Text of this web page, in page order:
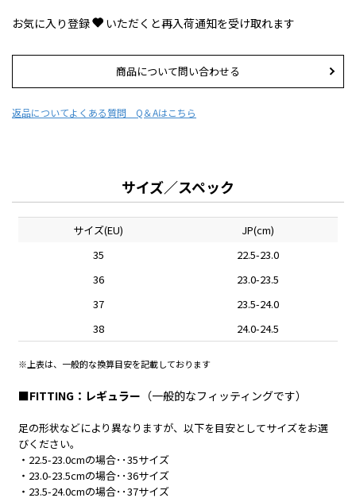
お気に入り登録 いただくと再入荷通知を受け取れます
商品について問い合わせる
返品についてよくある質問 Q＆Aはこちら
サイズ／スペック
サイズ(EU)
JP(cm)
35
22.5-23.0
36
23.0-23.5
37
23.5-24.0
38
24.0-24.5
※上表は、一般的な換算目安を記載しております
■FITTING：レギュラー （一般的なフィッティングです）
足の形状などにより異なりますが、以下を目安としてサイズをお選
びください。
・22.5-23.0cmの場合･･35サイズ
・23.0-23.5cmの場合･･36サイズ
・23.5-24.0cmの場合･･37サイズ